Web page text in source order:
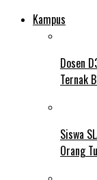
Kampus
Dosen
Ternak
Siswa
Orang